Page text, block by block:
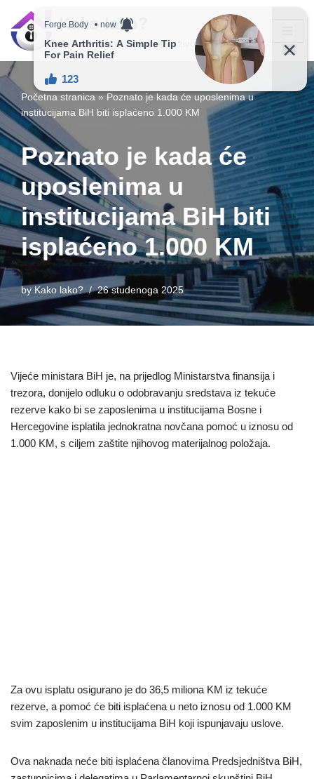
Skip
content
Kako lako?
Vaš vodič ka jednostavnijem životu!
Početna stranica»Poznato je kada će uposlenima u
institucijama BiH biti isplaćeno 1.000 KM
Poznato je kada će
uposlenima u
institucijama BiH biti
isplaćeno 1.000 KM
by Kako lako? 26 studenoga 2025
Vijeće ministara BiH je, na prijedlog Ministarstva finansija i
trezora, donijelo odluku o odobravanju sredstava iz tekuće
rezerve kako bi se zaposlenima u institucijama Bosne i
Hercegovine isplatila jednokratna novčana pomoć u iznosu od
1.000 KM, s ciljem zaštite njihovog materijalnog položaja.
Za ovu isplatu osigurano je do 36,5 miliona KM iz tekuće
rezerve, a pomoć će biti isplaćena u neto iznosu od 1.000 KM
svim zaposlenim u institucijama BiH koji ispunjavaju uslove.
Ova naknada neće biti isplaćena članovima Predsjedništva BiH,